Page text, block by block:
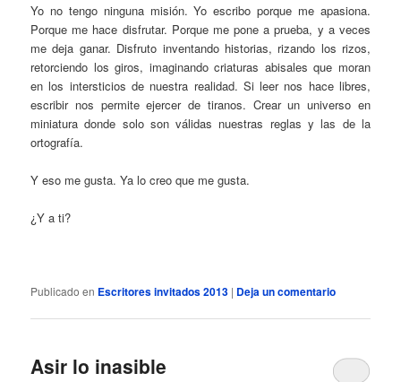
Yo no tengo ninguna misión. Yo escribo porque me apasiona.
Porque me hace disfrutar. Porque me pone a prueba, y a veces
me deja ganar. Disfruto inventando historias, rizando los rizos,
retorciendo los giros, imaginando criaturas abisales que moran
en los intersticios de nuestra realidad. Si leer nos hace libres,
escribir nos permite ejercer de tiranos. Crear un universo en
miniatura donde solo son válidas nuestras reglas y las de la
ortografía.
Y eso me gusta. Ya lo creo que me gusta.
¿Y a ti?
Publicado en Escritores invitados 2013 | Deja un comentario
Asir lo inasible